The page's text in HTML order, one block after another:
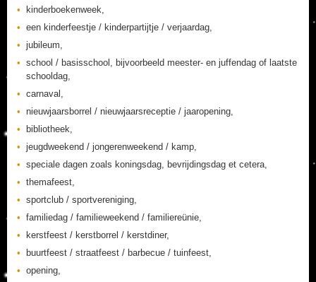
kinderboekenweek,
een kinderfeestje / kinderpartijtje / verjaardag,
jubileum,
school / basisschool, bijvoorbeeld meester- en juffendag of laatste
schooldag,
carnaval,
nieuwjaarsborrel / nieuwjaarsreceptie / jaaropening,
bibliotheek,
jeugdweekend / jongerenweekend / kamp,
speciale dagen zoals koningsdag, bevrijdingsdag et cetera,
themafeest,
sportclub / sportvereniging,
familiedag / familieweekend / familiereünie,
kerstfeest / kerstborrel / kerstdiner,
buurtfeest / straatfeest / barbecue / tuinfeest,
opening,